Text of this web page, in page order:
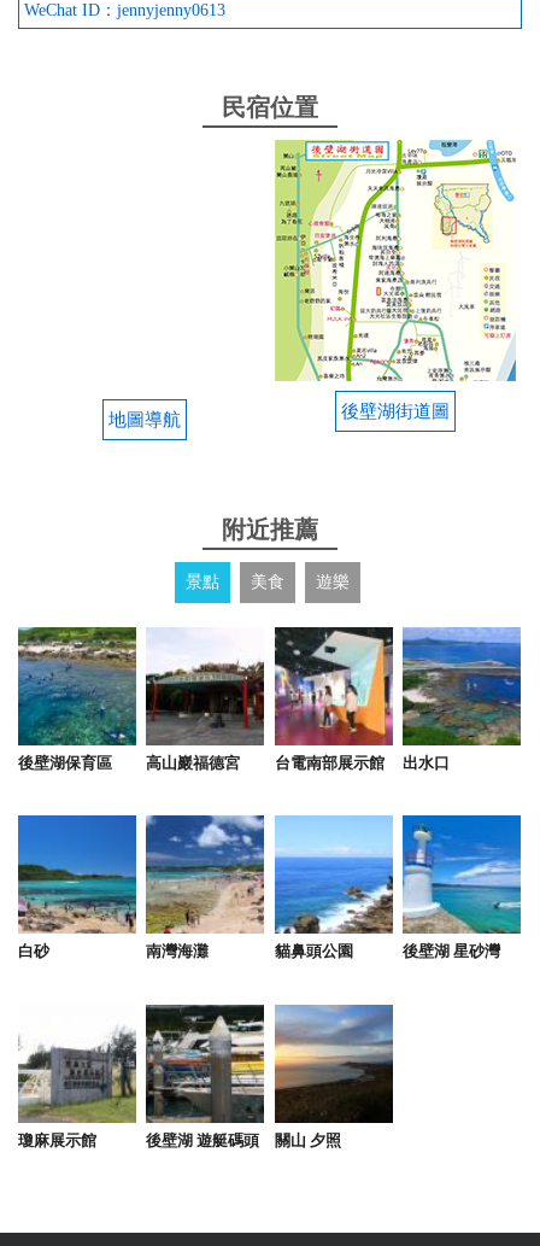
WeChat ID：jennyjenny0613
民宿位置
地圖導航 後壁湖街道圖
附近推薦
景點 美食 遊樂
後壁湖保育區 高山巖福德宮 台電南部展示館 出水口
白砂 南灣海灘 貓鼻頭公園 後壁湖 星砂灣
瓊麻展示館 後壁湖 遊艇碼頭 關山 夕照